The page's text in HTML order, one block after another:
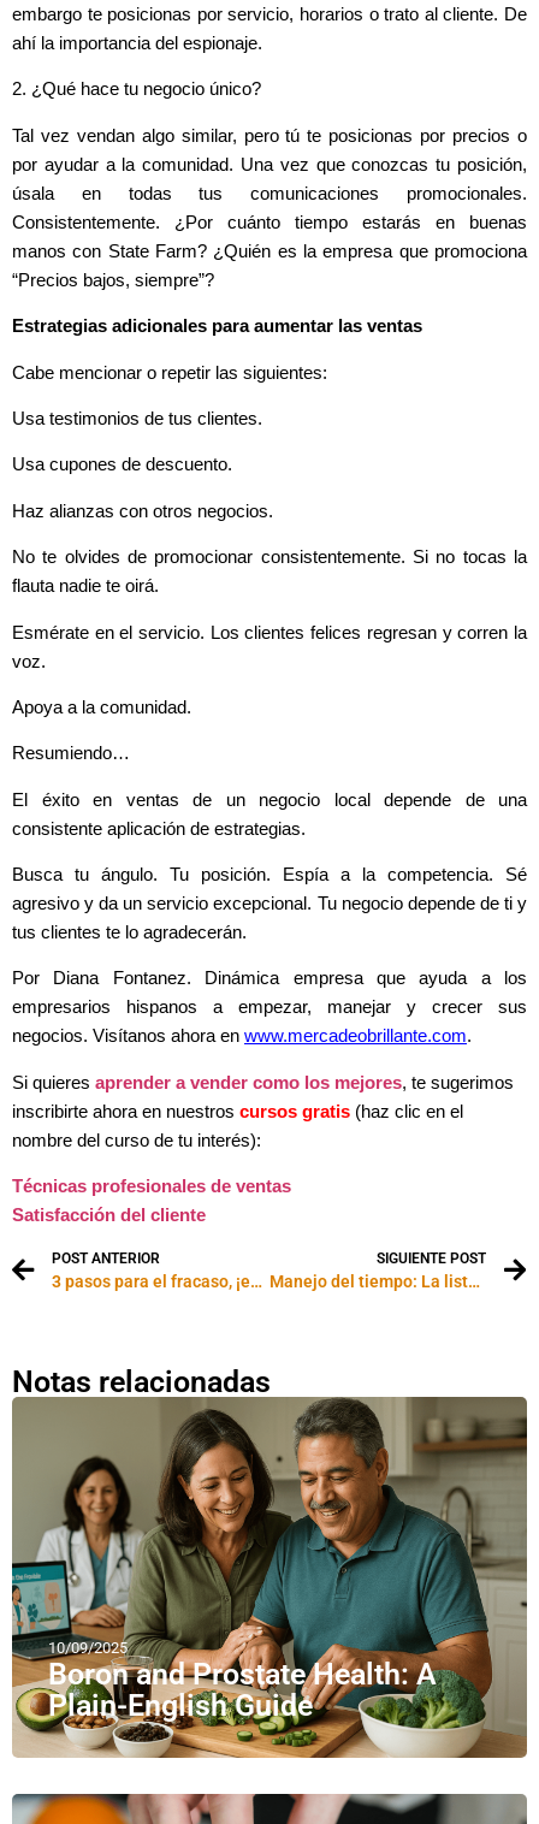
embargo te posicionas por servicio, horarios o trato al cliente. De
ahí la importancia del espionaje.
2. ¿Qué hace tu negocio único?
Tal vez vendan algo similar, pero tú te posicionas por precios o
por ayudar a la comunidad. Una vez que conozcas tu posición,
úsala en todas tus comunicaciones promocionales.
Consistentemente. ¿Por cuánto tiempo estarás en buenas
manos con State Farm? ¿Quién es la empresa que promociona
“Precios bajos, siempre”?
Estrategias adicionales para aumentar las ventas
Cabe mencionar o repetir las siguientes:
Usa testimonios de tus clientes.
Usa cupones de descuento.
Haz alianzas con otros negocios.
No te olvides de promocionar consistentemente. Si no tocas la
flauta nadie te oirá.
Esmérate en el servicio. Los clientes felices regresan y corren la
voz.
Apoya a la comunidad.
Resumiendo…
El éxito en ventas de un negocio local depende de una
consistente aplicación de estrategias.
Busca tu ángulo. Tu posición. Espía a la competencia. Sé
agresivo y da un servicio excepcional. Tu negocio depende de ti y
tus clientes te lo agradecerán.
Por Diana Fontanez. Dinámica empresa que ayuda a los
empresarios hispanos a empezar, manejar y crecer sus
negocios. Visítanos ahora en www.mercadeobrillante.com.
Si quieres aprender a vender como los mejores, te sugerimos
inscribirte ahora en nuestros cursos gratis (haz clic en el
nombre del curso de tu interés):
Técnicas profesionales de ventas
Satisfacción del cliente
POST ANTERIOR
3 pasos para el fracaso, ¡evítalos !!
SIGUIENTE POST
Manejo del tiempo: La lista de los $35,000
Notas relacionadas
10/09/2025
Boron and Prostate Health: A
Plain-English Guide